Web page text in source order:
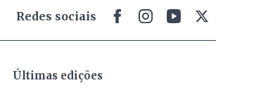
Redes sociais
Últimas edições